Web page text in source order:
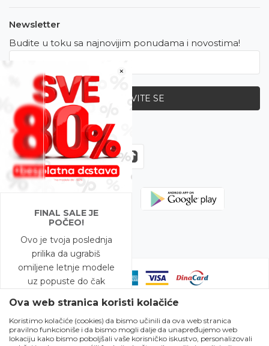
×
FINAL SALE JE
POČEO!
Ovo je tvoja poslednja
prilika da ugrabiš
omiljene letnje modele
uz popuste do čak
A to nije sve – na
modele snižene do
Newsletter
Budite u toku sa najnovijim ponudama i novostima!
PRIJAVITE SE
Zapratite nas
Nastojimo da budemo što precizniji u opisu proizvoda, prikazu slika i
samih cena, ali ne možemo garantovati da su sve informacije kompletne
Ova web stranica koristi kolačiće
Koristimo kolačiće (cookies) da bismo učinili da ova web stranica
pravilno funkcioniše i da bismo mogli dalje da unapređujemo web
lokaciju kako bismo poboljšali vaše korisničko iskustvo, personalizovali